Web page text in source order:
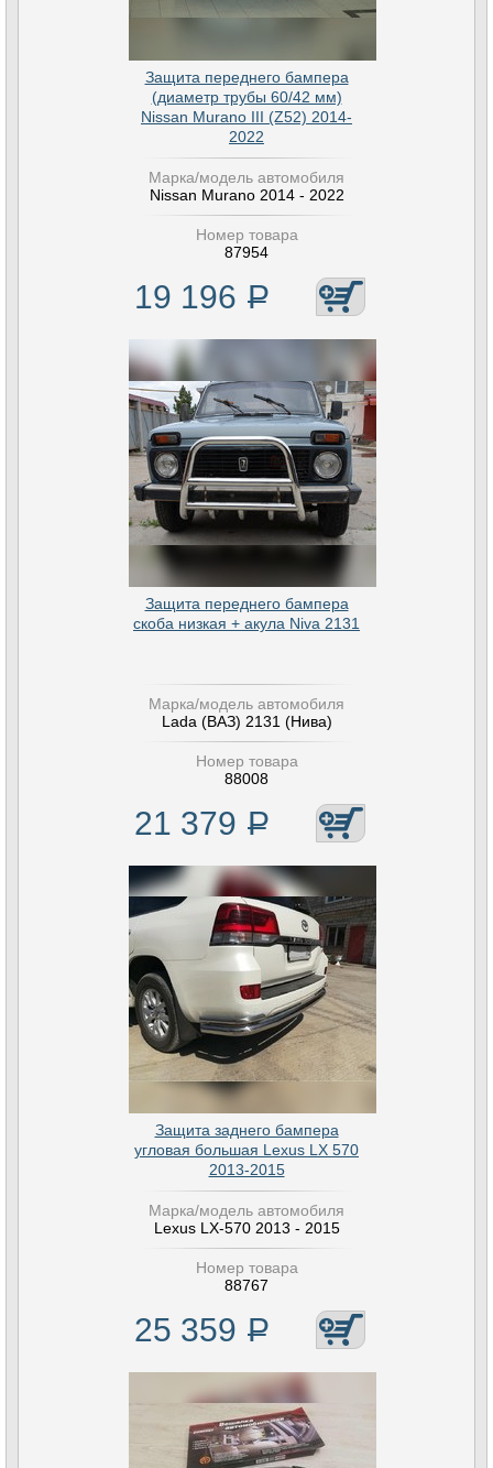
Защита переднего бампера
(диаметр трубы 60/42 мм)
Nissan Murano III (Z52) 2014-
2022
Марка/модель автомобиля
Nissan Murano 2014 - 2022
Номер товара
87954
19 196 Р
Защита переднего бампера
скоба низкая + акула Niva 2131
Марка/модель автомобиля
Lada (ВАЗ) 2131 (Нива)
Номер товара
88008
21 379 Р
Защита заднего бампера
угловая большая Lexus LX 570
2013-2015
Марка/модель автомобиля
Lexus LX-570 2013 - 2015
Номер товара
88767
25 359 Р